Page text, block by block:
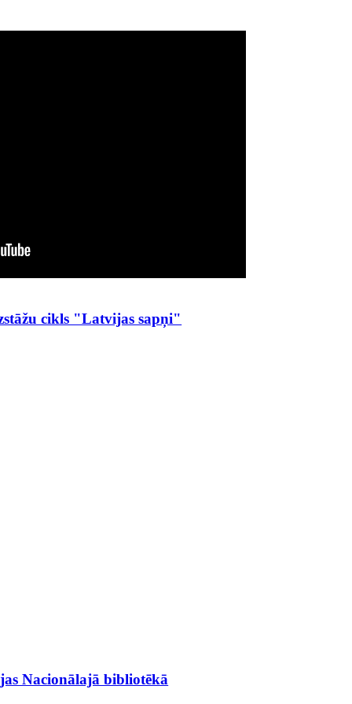
cikls "Latvijas sapņi"
Nacionālajā bibliotēkā